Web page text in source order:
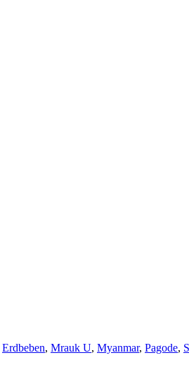
Erdbeben, Mrauk U, Myanmar, Pagode,